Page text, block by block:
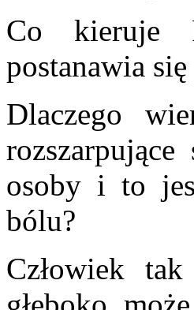
Co kieruje
postanawia się
Dlaczego
osoby i to
bólu?
Człowiek